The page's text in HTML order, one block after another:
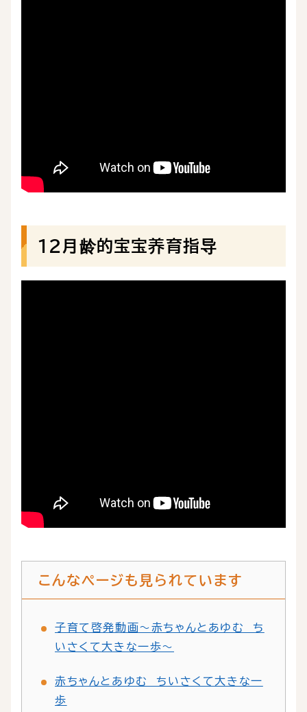
12月龄的宝宝养育指导
こんなページも見られています
子育て啓発動画～赤ちゃんとあゆむ ち
いさくて大きな一歩～
赤ちゃんとあゆむ ちいさくて大きな一
歩